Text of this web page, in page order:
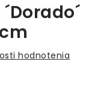
hodnotenia